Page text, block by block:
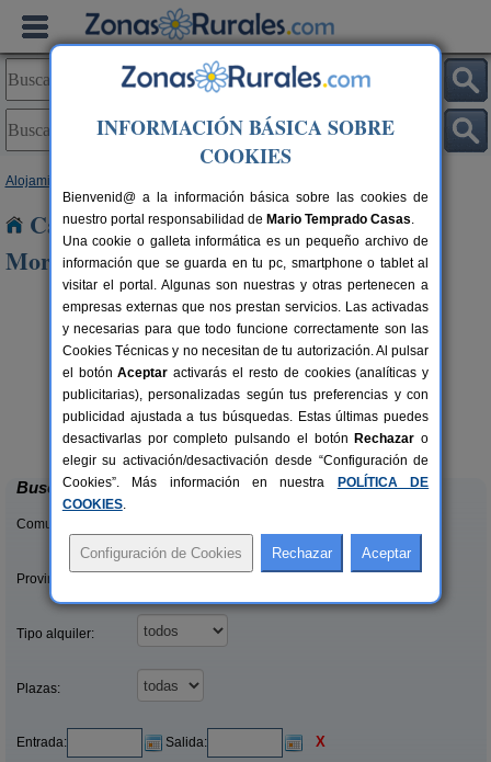
Alojamientos
Casas Rurales cerca de La Mata de
Morella
12+1 pers.
desde23 €
Masía de San Juan
Altura (Castellón)
Buscar
Comunidades:
Provincias/Islas:
Tipo alquiler:
Plazas:
Entrada: Salida: X
INFORMACIÓN BÁSICA SOBRE
COOKIES
Bienvenid@ a la información básica sobre las cookies de
nuestro portal responsabilidad de Mario Temprado Casas.
Una cookie o galleta informática es un pequeño archivo de
información que se guarda en tu pc, smartphone o tablet al
visitar el portal. Algunas son nuestras y otras pertenecen a
empresas externas que nos prestan servicios. Las activadas
y necesarias para que todo funcione correctamente son las
Cookies Técnicas y no necesitan de tu autorización. Al pulsar
el botónAceptar activarás el resto de cookies (analíticas y
publicitarias), personalizadas según tus preferencias y con
publicidad ajustada a tus búsquedas. Estas últimas puedes
desactivarlas por completo pulsando el botón Rechazar o
elegir su activación/desactivación desde “Configuración de
Cookies”. Más información en nuestra
POLÍTICA DE
COOKIES.